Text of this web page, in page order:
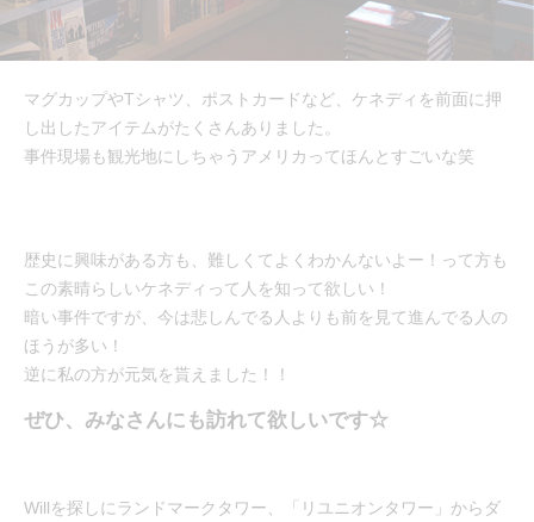
マグカップやTシャツ、ポストカードなど、ケネディを前面に押
し出したアイテムがたくさんありました。
事件現場も観光地にしちゃうアメリカってほんとすごいな笑
歴史に興味がある方も、難しくてよくわかんないよー！って方も
この素晴らしいケネディって人を知って欲しい！
暗い事件ですが、今は悲しんでる人よりも前を見て進んでる人の
ほうが多い！
逆に私の方が元気を貰えました！！
ぜひ、みなさんにも訪れて欲しいです☆
Willを探しにランドマークタワー、「リユニオンタワー」からダ